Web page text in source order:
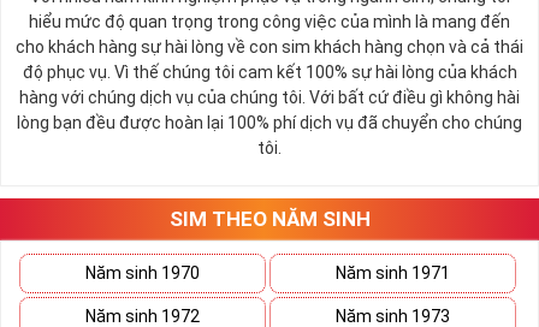
hiểu mức độ quan trọng trong công việc của mình là mang đến
cho khách hàng sự hài lòng về con sim khách hàng chọn và cả thái
độ phục vụ. Vì thế chúng tôi cam kết 100% sự hài lòng của khách
hàng với chúng dịch vụ của chúng tôi. Với bất cứ điều gì không hài
lòng bạn đều được hoàn lại 100% phí dịch vụ đã chuyển cho chúng
tôi.
SIM THEO NĂM SINH
Năm sinh 1970 Năm sinh 1971
Năm sinh 1972 Năm sinh 1973